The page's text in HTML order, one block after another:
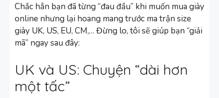
Chắc hẳn bạn đã từng “đau đầu” khi muốn mua giày
online nhưng lại hoang mang trước ma trận size
giày UK, US, EU, CM,… Đừng lo, tôi sẽ giúp bạn “giải
mã” ngay sau đây:
UK và US: Chuyện “dài hơn
một tấc”